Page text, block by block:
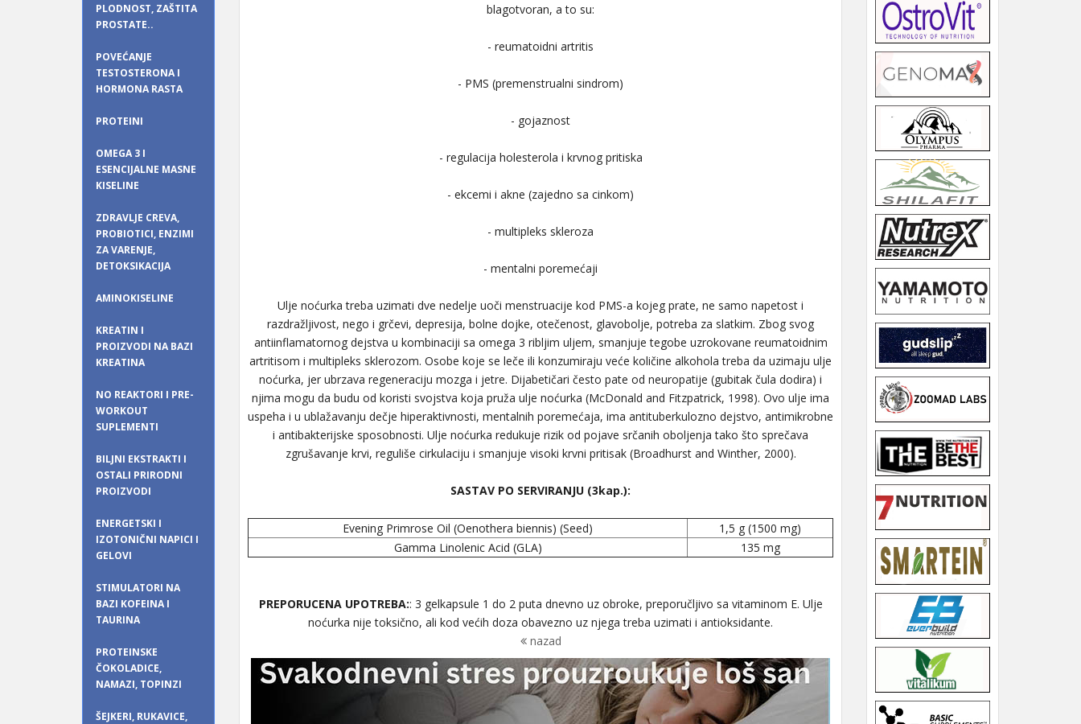
PLODNOST, ZAŠTITA
PROSTATE..
POVEĆANJE
TESTOSTERONA I
HORMONA RASTA
PROTEINI
OMEGA 3 I
ESENCIJALNE MASNE
KISELINE
ZDRAVLJE CREVA,
PROBIOTICI, ENZIMI
ZA VARENJE,
DETOKSIKACIJA
AMINOKISELINE
KREATIN I
PROIZVODI NA BAZI
KREATINA
NO REAKTORI I PRE-
WORKOUT
SUPLEMENTI
BILJNI EKSTRAKTI I
OSTALI PRIRODNI
PROIZVODI
ENERGETSKI I
IZOTONIČNI NAPICI I
GELOVI
STIMULATORI NA
BAZI KOFEINA I
TAURINA
PROTEINSKE
ČOKOLADICE,
NAMAZI, TOPINZI
ŠEJKERI, RUKAVICE,
blagotvoran, a to su:
- reumatoidni artritis
- PMS (premenstrualni sindrom)
- gojaznost
- regulacija holesterola i krvnog pritiska
- ekcemi i akne (zajedno sa cinkom)
- multipleks skleroza
- mentalni poremećaji
Ulje noćurka treba uzimati dve nedelje uoči menstruacije kod PMS-a kojeg prate, ne samo napetost i
razdražljivost, nego i grčevi, depresija, bolne dojke, otečenost, glavobolje, potreba za slatkim. Zbog svog
antiinflamatornog dejstva u kombinaciji sa omega 3 ribljim uljem, smanjuje tegobe uzrokovane reumatoidnim
artritisom i multipleks sklerozom. Osobe koje se leče ili konzumiraju veće količine alkohola treba da uzimaju ulje
noćurka, jer ubrzava regeneraciju mozga i jetre. Dijabetičari često pate od neuropatije (gubitak čula dodira) i
njima mogu da budu od koristi svojstva koja pruža ulje noćurka (McDonald and Fitzpatrick, 1998). Ovo ulje ima
uspeha i u ublažavanju dečje hiperaktivnosti, mentalnih poremećaja, ima antituberkulozno dejstvo, antimikrobne
i antibakterijske sposobnosti. Ulje noćurka redukuje rizik od pojave srčanih oboljenja tako što sprečava
zgrušavanje krvi, reguliše cirkulaciju i smanjuje visoki krvni pritisak (Broadhurst and Winther, 2000).
SASTAV PO SERVIRANJU (3kap.):
Evening Primrose Oil (Oenothera biennis) (Seed)
1,5 g (1500 mg)
Gamma Linolenic Acid (GLA)
135 mg
PREPORUCENA UPOTREBA:: 3 gelkapsule 1 do 2 puta dnevno uz obroke, preporučljivo sa vitaminom E. Ulje
noćurka nije toksično, ali kod većih doza obavezno uz njega treba uzimati i antioksidante.
nazad